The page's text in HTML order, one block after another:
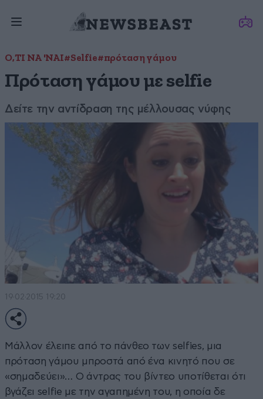
Ο,ΤΙ ΝΑ 'ΝΑΙ#Selfie#πρόταση γάμου
Πρόταση γάμου με selfie
Δείτε την αντίδραση της μέλλουσας νύφης
19·02·2015 19:20
Μάλλον έλειπε από το πάνθεο των selfies, μια
πρόταση γάμου μπροστά από ένα κινητό που σε
«σημαδεύει»… Ο άντρας του βίντεο υποτίθεται ότι
βγάζει selfie με την αγαπημένη του, η οποία δε